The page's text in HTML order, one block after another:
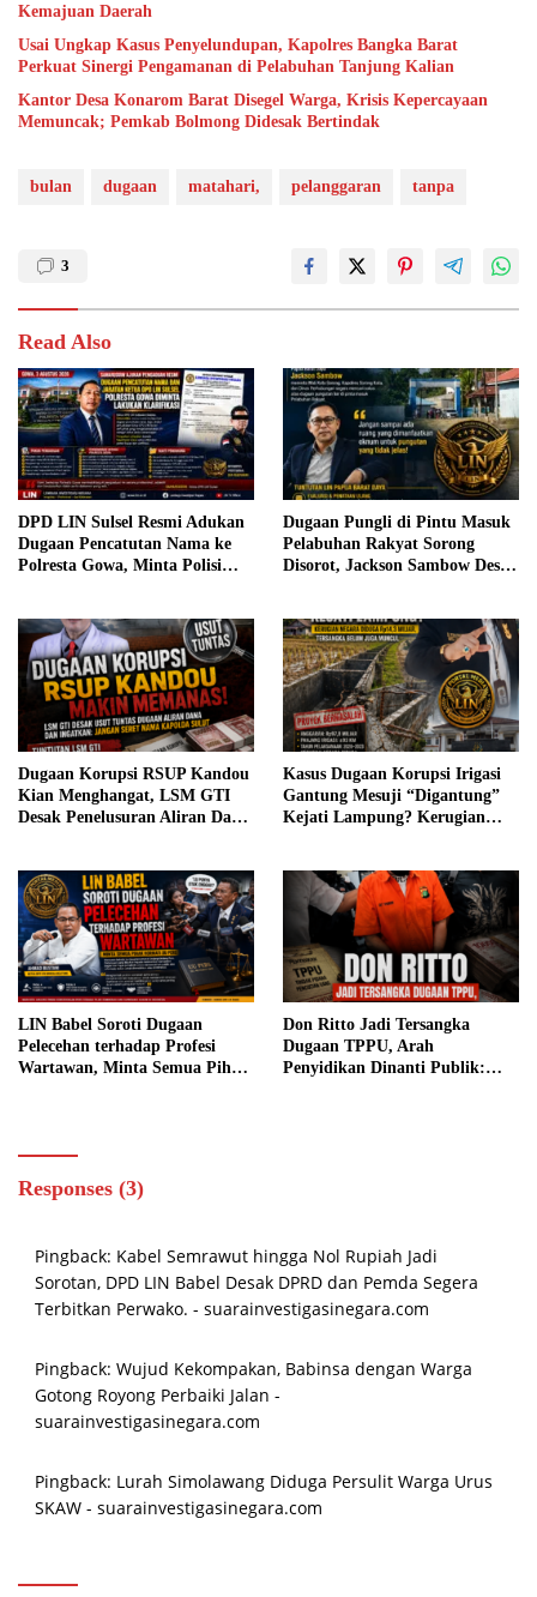
Kemajuan Daerah
Usai Ungkap Kasus Penyelundupan, Kapolres Bangka Barat
Perkuat Sinergi Pengamanan di Pelabuhan Tanjung Kalian
Kantor Desa Konarom Barat Disegel Warga, Krisis Kepercayaan
Memuncak; Pemkab Bolmong Didesak Bertindak
bulan dugaan matahari, pelanggaran tanpa
3
Read Also
DPD LIN Sulsel Resmi Adukan
Dugaan Pencatutan Nama ke
Polresta Gowa, Minta Polisi
Dugaan Pungli di Pintu Masuk
Pelabuhan Rakyat Sorong
Disorot, Jackson Sambow Desak
Dugaan Korupsi RSUP Kandou
Kian Menghangat, LSM GTI
Desak Penelusuran Aliran Dana
Kasus Dugaan Korupsi Irigasi
Gantung Mesuji “Digantung”
Kejati Lampung? Kerugian
LIN Babel Soroti Dugaan
Pelecehan terhadap Profesi
Wartawan, Minta Semua Pihak
Don Ritto Jadi Tersangka
Dugaan TPPU, Arah
Penyidikan Dinanti Publik:
Responses (3)
Pingback: Kabel Semrawut hingga Nol Rupiah Jadi
Sorotan, DPD LIN Babel Desak DPRD dan Pemda Segera
Terbitkan Perwako. - suarainvestigasinegara.com
Pingback: Wujud Kekompakan, Babinsa dengan Warga
Gotong Royong Perbaiki Jalan -
suarainvestigasinegara.com
Pingback: Lurah Simolawang Diduga Persulit Warga Urus
SKAW - suarainvestigasinegara.com